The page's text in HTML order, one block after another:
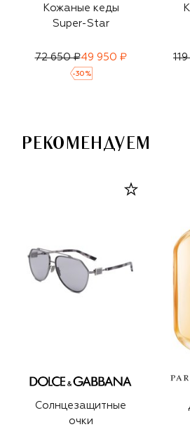
Кожаные кеды
Super-Star
72 650 ₽49 950 ₽
-30 %
РЕКОМЕНДУЕМ
Солнцезащитные
очки